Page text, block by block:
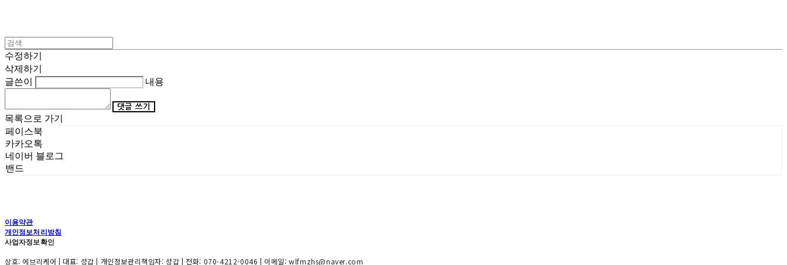
수정하기
삭제하기
글쓴이
내용
댓글 쓰기
목록으로 가기
페이스북
카카오톡
네이버 블로그
밴드
이용약관
개인정보처리방침
사업자정보확인
상호: 에브리케어 | 대표: 성갑 | 개인정보관리책임자: 성갑 | 전화: 070-4212-0046 | 이메일: wlfmzhs@naver.com